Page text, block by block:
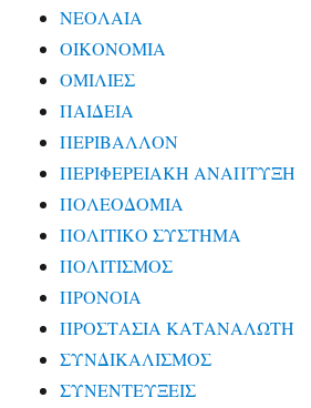
ΝΕΟΛΑΙΑ
ΟΙΚΟΝΟΜΙΑ
ΟΜΙΛΙΕΣ
ΠΑΙΔΕΙΑ
ΠΕΡΙΒΑΛΛΟΝ
ΠΕΡΙΦΕΡΕΙΑΚΗ ΑΝΑΠΤΥΞΗ
ΠΟΛΕΟΔΟΜΙΑ
ΠΟΛΙΤΙΚΟ ΣΥΣΤΗΜΑ
ΠΟΛΙΤΙΣΜΟΣ
ΠΡΟΝΟΙΑ
ΠΡΟΣΤΑΣΙΑ ΚΑΤΑΝΑΛΩΤΗ
ΣΥΝΔΙΚΑΛΙΣΜΟΣ
ΣΥΝΕΝΤΕΥΞΕΙΣ